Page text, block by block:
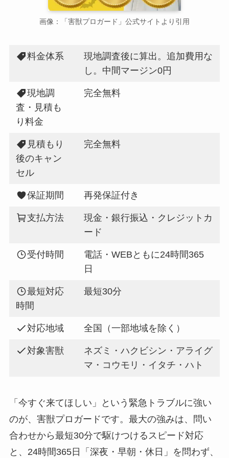
画像：「害獣プロガード」公式サイトより引用
料金体系
現地調査後に算出。追加費用な
し。中間マージン0円
現地調
査・見積も
り料金
完全無料
見積もり
後のキャン
セル
完全無料
保証期間 再発保証付き
支払方法
現金・銀行振込・クレジットカ
ード
受付時間
電話・WEBともに24時間365
日
最短対応
時間
最短30分
対応地域 全国（一部地域を除く）
対象害獣
ネズミ・ハクビシン・アライグ
マ・コウモリ・イタチ・ハト
「今すぐ来てほしい」という緊急トラブルに強い
のが、害獣プロガードです。最大の強みは、問い
合わせから最短30分で駆けつけるスピード対応
と、24時間365日「深夜・早朝・休日」を問わず、